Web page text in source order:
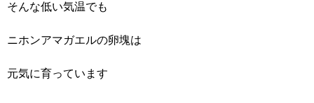
そんな低い気温でも
ニホンアマガエルの卵塊は
元気に育っています